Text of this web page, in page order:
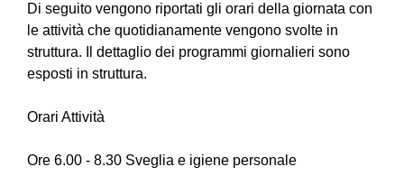
Di seguito vengono riportati gli orari della giornata con
le attività che quotidianamente vengono svolte in
struttura. Il dettaglio dei programmi giornalieri sono
esposti in struttura.
Orari Attività
Ore 6.00 - 8.30 Sveglia e igiene personale